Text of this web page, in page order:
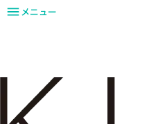
メニュー